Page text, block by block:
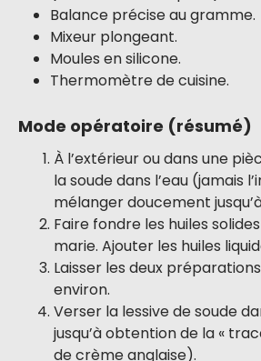
Balance précise au gramme.
Mixeur plongeant.
Moules en silicone.
Thermomètre de cuisine.
Mode opératoire (résumé)
À l’extérieur ou dans une
la soude dans l’eau (jamais
mélanger doucement
Faire fondre les huiles
marie. Ajouter les huiles
Laisser les deux
environ.
Verser la lessive de soude
jusqu’à obtention de la «
de crème anglaise).